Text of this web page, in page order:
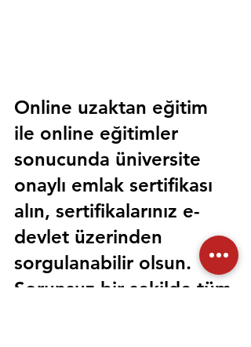
Online uzaktan eğitim
ile online eğitimler
sonucunda üniversite
onaylı emlak sertifikası
alın, sertifikalarınız e-
devlet üzerinden
sorgulanabilir olsun.
Sorunsuz bir şekilde tüm